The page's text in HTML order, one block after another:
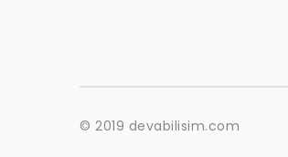
BEST
© 2019 devabilisim.com